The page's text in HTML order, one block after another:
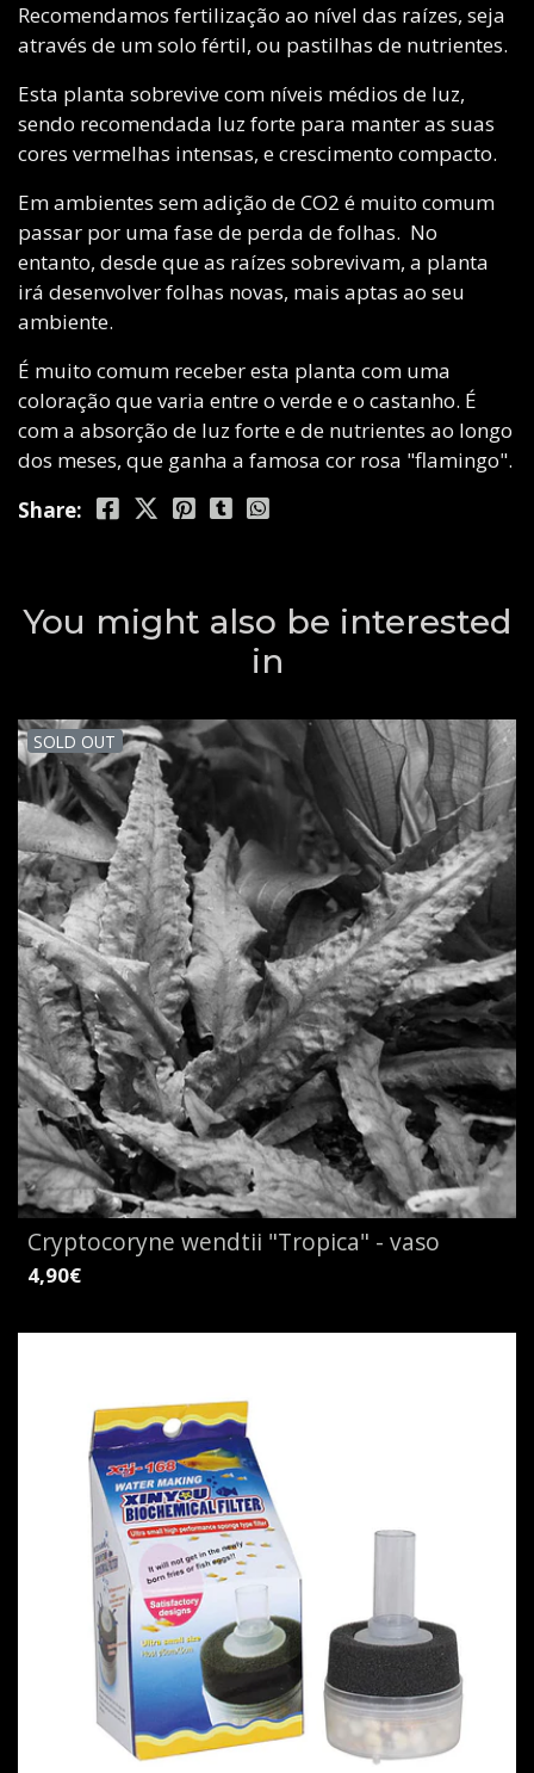
Recomendamos fertilização ao nível das raízes, seja
através de um solo fértil, ou pastilhas de nutrientes.
Esta planta sobrevive com níveis médios de luz,
sendo recomendada luz forte para manter as suas
cores vermelhas intensas, e crescimento compacto.
Em ambientes sem adição de CO2 é muito comum
passar por uma fase de perda de folhas. No
entanto, desde que as raízes sobrevivam, a planta
irá desenvolver folhas novas, mais aptas ao seu
ambiente.
É muito comum receber esta planta com uma
coloração que varia entre o verde e o castanho. É
com a absorção de luz forte e de nutrientes ao longo
dos meses, que ganha a famosa cor rosa "flamingo".
Share:
You might also be interested
in
SOLD OUT
Cryptocoryne wendtii "Tropica" - vaso
4,90€